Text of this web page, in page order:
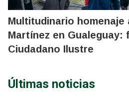
Multitudinario homenaje
Martínez en Gualeguay:
Ciudadano Ilustre
Últimas noticias